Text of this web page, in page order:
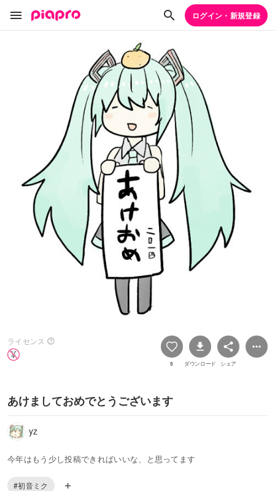
ログイン・新規登録
ライセンス
5 ダウンロード シェア
あけましておめでとうございます
yz
今年はもう少し投稿できればいいな、と思ってます
#初音ミク